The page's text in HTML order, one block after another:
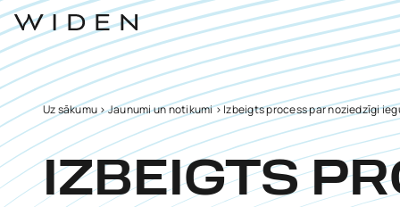
Uz sākumu >Jaunumi un notikumi>Izbeigts process par noziedzīgi
IZBEIGTS